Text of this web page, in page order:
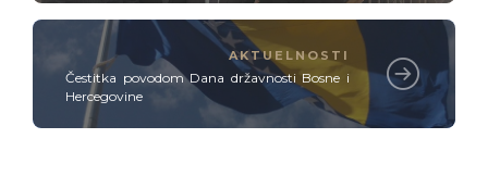
AKTUELNOSTI
Čestitka povodom Dana državnosti Bosne i
Hercegovine